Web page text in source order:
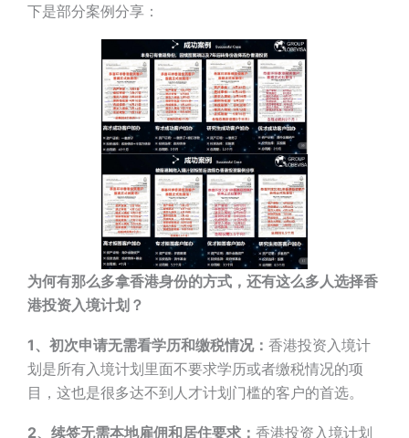
下是部分案例分享：
为何有那么多拿香港身份的方式，还有这么多人选择香
港投资入境计划？
1、初次申请无需看学历和缴税情况： 香港投资入境计
划是所有入境计划里面不要求学历或者缴税情况的项
目，这也是很多达不到人才计划门槛的客户的首选。
2、续签无需本地雇佣和居住要求： 香港投资入境计划